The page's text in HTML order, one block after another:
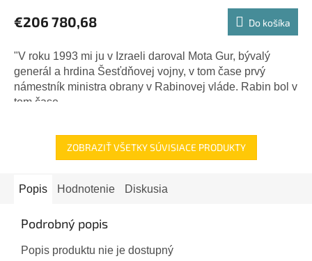
€206 780,68 Do košíka
"V roku 1993 mi ju v Izraeli daroval Mota Gur, bývalý
generál a hrdina Šesťdňovej vojny, v tom čase prvý
námestník ministra obrany v Rabinovej vláde. Rabin bol v
tom čase...
ZOBRAZIŤ VŠETKY SÚVISIACE PRODUKTY
Popis Hodnotenie Diskusia
Podrobný popis
Popis produktu nie je dostupný